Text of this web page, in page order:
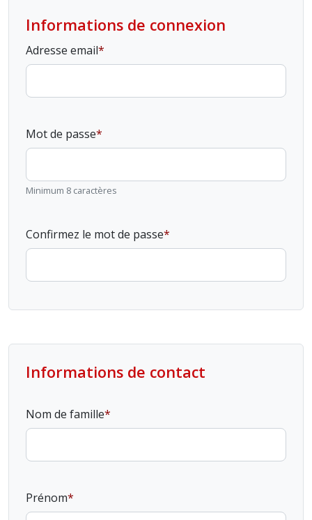
Informations de connexion
Adresse email
Mot de passe
Minimum 8 caractères
Confirmez le mot de passe
Informations de contact
Nom de famille
Prénom